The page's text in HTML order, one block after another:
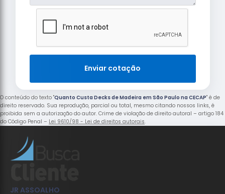
Enviar cotação
O conteúdo do texto "Quanto Custa Decks de Madeira em São Paulo na CECAP" é de
direito reservado. Sua reprodução, parcial ou total, mesmo citando nossos links, é
proibida sem a autorização do autor. Crime de violação de direito autoral – artigo 184
do Código Penal – Lei 9610/98 - Lei de direitos autorais.
JR ASSOALHO